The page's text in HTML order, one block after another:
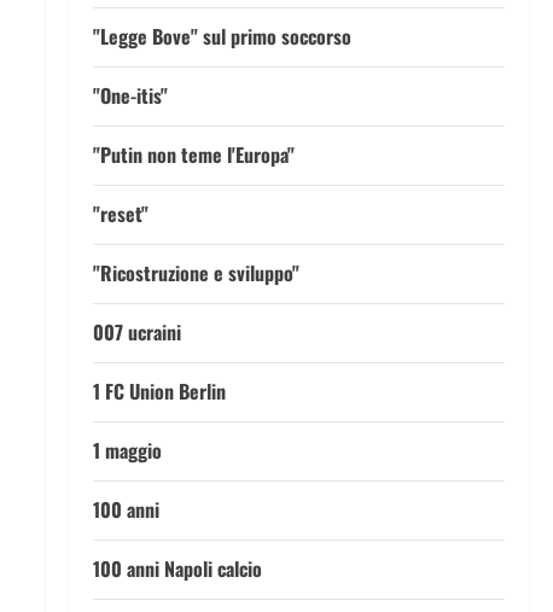
"Legge Bove" sul primo soccorso
"One-itis"
"Putin non teme l'Europa"
"reset"
"Ricostruzione e sviluppo"
007 ucraini
1 FC Union Berlin
1 maggio
100 anni
100 anni Napoli calcio